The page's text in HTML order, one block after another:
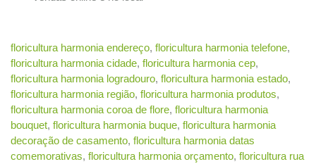
floricultura harmonia endereço, floricultura harmonia telefone,
floricultura harmonia cidade, floricultura harmonia cep,
floricultura harmonia logradouro, floricultura harmonia estado,
floricultura harmonia região, floricultura harmonia produtos,
floricultura harmonia coroa de flore, floricultura harmonia
bouquet, floricultura harmonia buque, floricultura harmonia
decoração de casamento, floricultura harmonia datas
comemorativas, floricultura harmonia orçamento, floricultura rua